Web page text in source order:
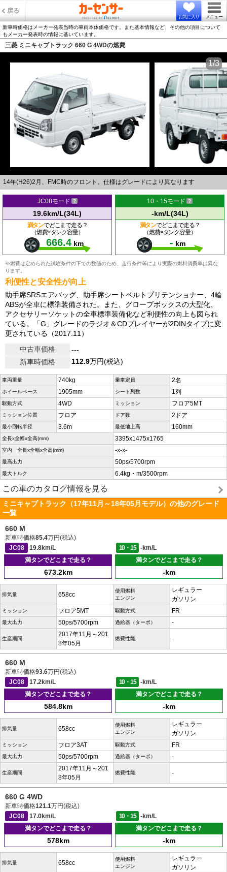
戻る
お気に入り メニュー
新車時価格はメーカー発表当時の車両本体価格です。また基本情報など、その他の項目について
もメーカー発表時の情報に基いています。
三菱 ミニキャブトラック 660 G 4WDの燃費
14年(H26)2月、FMC時のフロント。仕様はグレードにより異なります
1/3
JC08モード
19.6km/L(34L)
満タンでどこまで走る？
（燃費×タンク容量）
666.4 km
10・15モード
-km/L(34L)
満タンでどこまで走る？
（燃費×タンク容量）
- km
※燃費は定められた試験条件の下での数値のため、走行条件等により実際の燃料消費率は異な
ります。
利便性と安全性が向上
助手席SRSエアバッグ、助手席シートベルトプリテンショナー、4輪
ABSが全車に標準装備された。また、グローブボックスの大型化、
アクセサリーソケットの全車標準装備化など利便性の向上も図られ
ている。「G」グレードのラジオ＆CDプレイヤーが2DINタイプに変
更されている（2017.11）
中古車価格
---
新車時価格
112.9万円(税込)
車両重量 740kg 乗車定員 2名
ホイールベース 1905mm シート列数 1列
駆動方式 4WD ミッション フロア5MT
ミッション位置 フロア ドア数 2ドア
最小回転半径 3.6m 最低地上高 160mm
全長x全幅x全高(mm) 3395x1475x1765
室内 全長x全幅x全高(mm) -x-x-
最高出力 50ps/5700rpm
最大トルク 6.4kg・m/3500rpm
この車のカタログ情報を見る
ミニキャブトラック（17年11月～18年05月モデル）の他のグレード
一覧
660 M
新車時価格85.4万円(税込)
JC08
19.8km/L 10・15
-km/L
満タンでどこまで走る？
673.2km
満タンでどこまで走る？
-km
排気量 658cc
使用燃料
エンジン
レギュラー
ガソリン
ミッション フロア5MT 駆動方式 FR
最大出力 50ps/5700rpm 過給器（ターボ） -
生産期間
2017年11月～201
8年05月
燃費性能 -
660 M
新車時価格93.6万円(税込)
JC08
17.2km/L 10・15
-km/L
満タンでどこまで走る？
584.8km
満タンでどこまで走る？
-km
排気量 658cc
使用燃料
エンジン
レギュラー
ガソリン
ミッション フロア3AT 駆動方式 FR
最大出力 50ps/5700rpm 過給器（ターボ） -
生産期間
2017年11月～201
8年05月
燃費性能 -
660 G 4WD
新車時価格121.1万円(税込)
JC08
17.0km/L 10・15
-km/L
満タンでどこまで走る？
578km
満タンでどこまで走る？
-km
排気量 658cc
使用燃料
エンジン
レギュラー
ガソリン